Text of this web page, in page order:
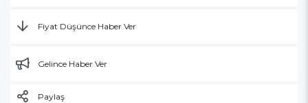
Fiyat Düşünce Haber Ver
Gelince Haber Ver
Paylaş